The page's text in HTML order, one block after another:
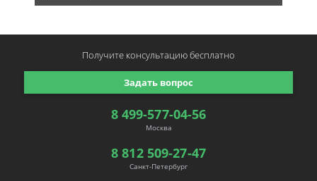
8 499-577-04-56
Москва
8 812 509-27-47
Санкт-Петербург
Задать вопрос
Получите консультациюбесплатно